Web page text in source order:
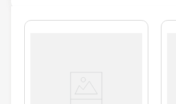
de produtos LORENZETTI,